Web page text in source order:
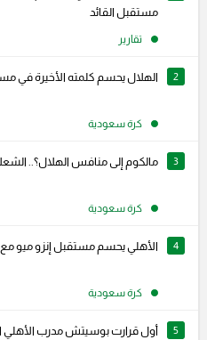
مستقبل القائد
تقارير
2 الهلال يحسم كلمته الأخيرة في
كرة سعودية
3 مالكوم إلى منافس الهلال؟..
كرة سعودية
4 الأهلي يحسم مستقبل إنزو ميو
كرة سعودية
5 أول قرارت بوسيتش مدرب الأهلي